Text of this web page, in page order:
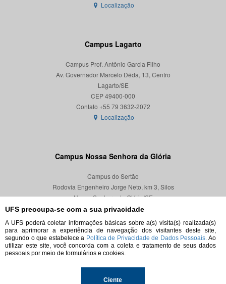
UFS preocupa-se com a sua privacidade
A UFS poderá coletar informações básicas sobre a(s) visita(s) realizada(s)
para aprimorar a experiência de navegação dos visitantes deste site,
segundo o que estabelece a Política de Privacidade de Dados Pessoais. Ao
utilizar este site, você concorda com a coleta e tratamento de seus dados
pessoais por meio de formulários e cookies.
Ciente
Localização
Campus Lagarto
Campus Prof. Antônio Garcia Filho
Av. Governador Marcelo Déda, 13, Centro
Lagarto/SE
CEP 49400-000
Localização
Campus Nossa Senhora da Glória
Campus do Sertão
Rodovia Engenheiro Jorge Neto, km 3, Silos
Nossa Senhora da Glória/SE
CEP 49680-000
Localização
© 2026. Todos os direitos reservados.